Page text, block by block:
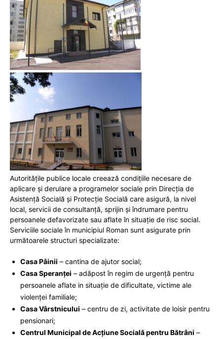
Autorităţile publice locale creează condiţiile necesare de
aplicare şi derulare a programelor sociale prin Direcţia de
Asistenţă Socială şi Protecţie Socială care asigură, la nivel
local, servicii de consultanță, sprijin și îndrumare pentru
persoanele defavorizate sau aflate în situație de risc social.
Serviciile sociale în municipiul Roman sunt asigurate prin
următoarele structuri specializate:
Casa Pâinii – cantina de ajutor social;
Casa Speranţei – adăpost în regim de urgenţă pentru
persoanele aflate in situaţie de dificultate, victime ale
violenţei familiale;
Casa Vârstnicului – centru de zi, activitate de loisir pentru
pensionari;
Centrul Municipal de Acţiune Socială pentru Bătrâni –